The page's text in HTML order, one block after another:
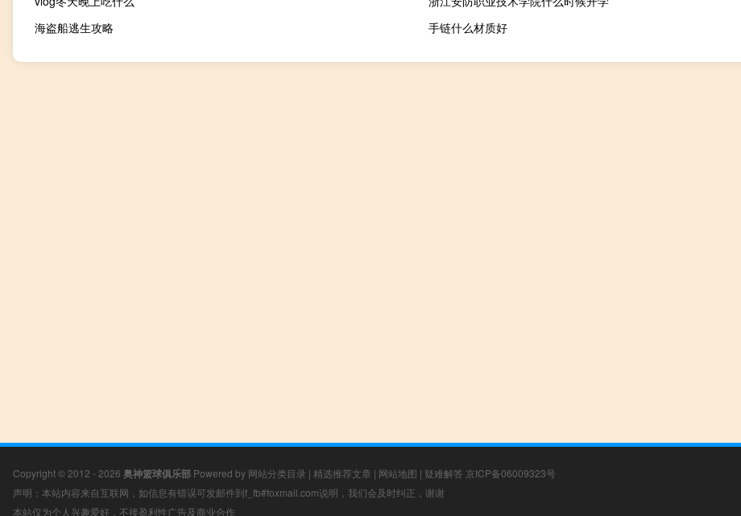
海盗船逃生攻略
手链什么材质好
Copyright © 2012 - 2026 奥神篮球俱乐部 Powered by 网站分类目录 | 精选推荐文章 | 网站地图 | 疑难解答 京ICP备06009323号
声明：本站内容来自互联网，如信息有错误可发邮件到f_fb#foxmail.com说明，我们会及时纠正，谢谢
本站仅为个人兴趣爱好，不接盈利性广告及商业合作